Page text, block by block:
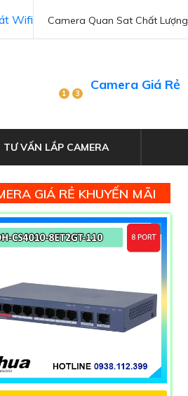
Camera Quan Sat Chất Lượng
Wifi
1 3
Camera Giá Rẻ
TƯ VẤN LẮP CAMERA
GIÁ RẺ KHUYẾN MÃI